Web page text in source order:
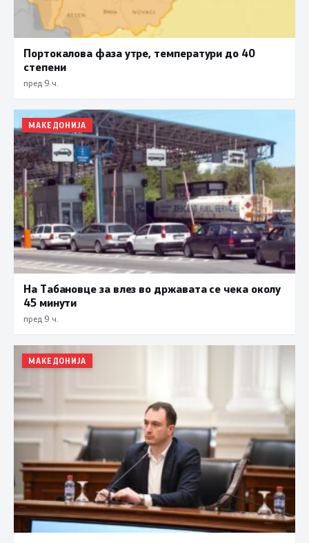
Портокалова фаза утре, температури до 40
степени
пред 9 ч.
МАКЕДОНИЈА
На Табановце за влез во државата се чека околу
45 минути
пред 9 ч.
МАКЕДОНИЈА